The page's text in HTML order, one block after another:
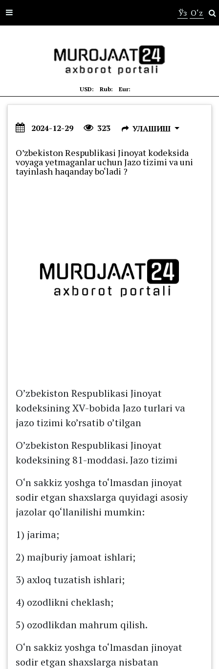
Ўз O‘z
USD: Rub: Eur:
2024-12-29 323 УЛАШИШ
O’zbekiston Respublikasi Jinoyat kodeksida
voyaga yetmaganlar uchun Jazo tizimi va uni
tayinlash haqanday bo‘ladi ?
O’zbekiston Respublikasi Jinoyat
kodeksining XV-bobida Jazo turlari va
jazo tizimi ko’rsatib o’tilgan
O’zbekiston Respublikasi Jinoyat
kodeksining 81-moddasi. Jazo tizimi
O‘n sakkiz yoshga to‘lmasdan jinoyat
sodir etgan shaxslarga quyidagi asosiy
jazolar qo‘llanilishi mumkin:
1) jarima;
2) majburiy jamoat ishlari;
3) axloq tuzatish ishlari;
4) ozodlikni cheklash;
5) ozodlikdan mahrum qilish.
O‘n sakkiz yoshga to‘lmasdan jinoyat
sodir etgan shaxslarga nisbatan